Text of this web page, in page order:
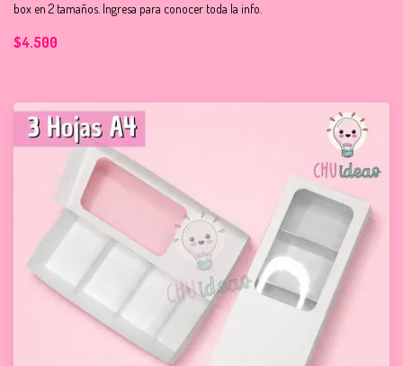
box en 2 tamaños. Ingresa para conocer toda la info.
$4.500